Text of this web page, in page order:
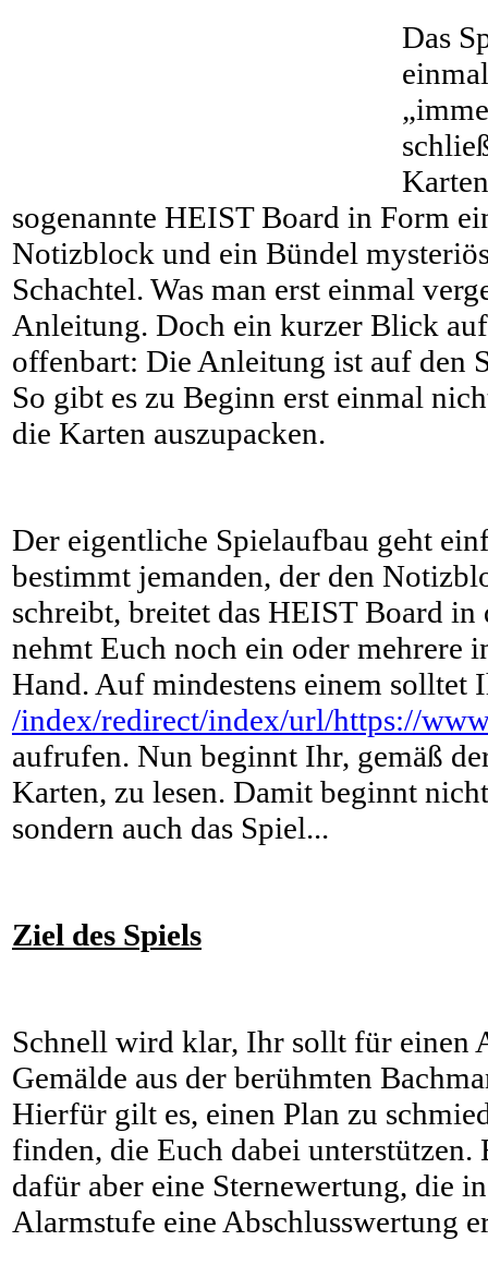
Das
sogenannte HEIST Board in Form
Notizblock und ein Bündel
Schachtel. Was man erst einmal
Anleitung. Doch ein kurzer Blick
offenbart: Die Anleitung ist auf den
So gibt es zu Beginn erst einmal
die Karten auszupacken.
Der eigentliche Spielaufbau geht
bestimmt jemanden, der den
schreibt, breitet das HEIST Board in
nehmt Euch noch ein oder mehrere
Hand. Auf mindestens einem solltet
/index/redirect/index/url/https://
aufrufen. Nun beginnt Ihr, gemäß
Karten, zu lesen. Damit beginnt
sondern auch das Spiel...
Ziel des Spiels
Schnell wird klar, Ihr sollt für einen
Gemälde aus der berühmten
Hierfür gilt es, einen Plan zu
finden, die Euch dabei
dafür aber eine Sternewertung, die
Alarmstufe eine Abschlusswertung